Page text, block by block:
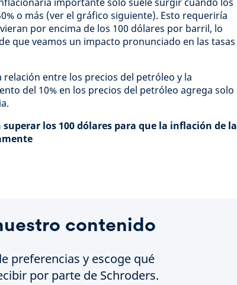
o más (ver el gráfico siguiente). Esto requeriría
por encima de los 100 dólares por barril, lo
que veamos un impacto pronunciado en las tasas
relación entre los precios del petróleo y la
del 10% en los precios del petróleo agrega solo
los 100 dólares para que la inflación de la
contenido
preferencias y escoge qué
por parte de Schroders.